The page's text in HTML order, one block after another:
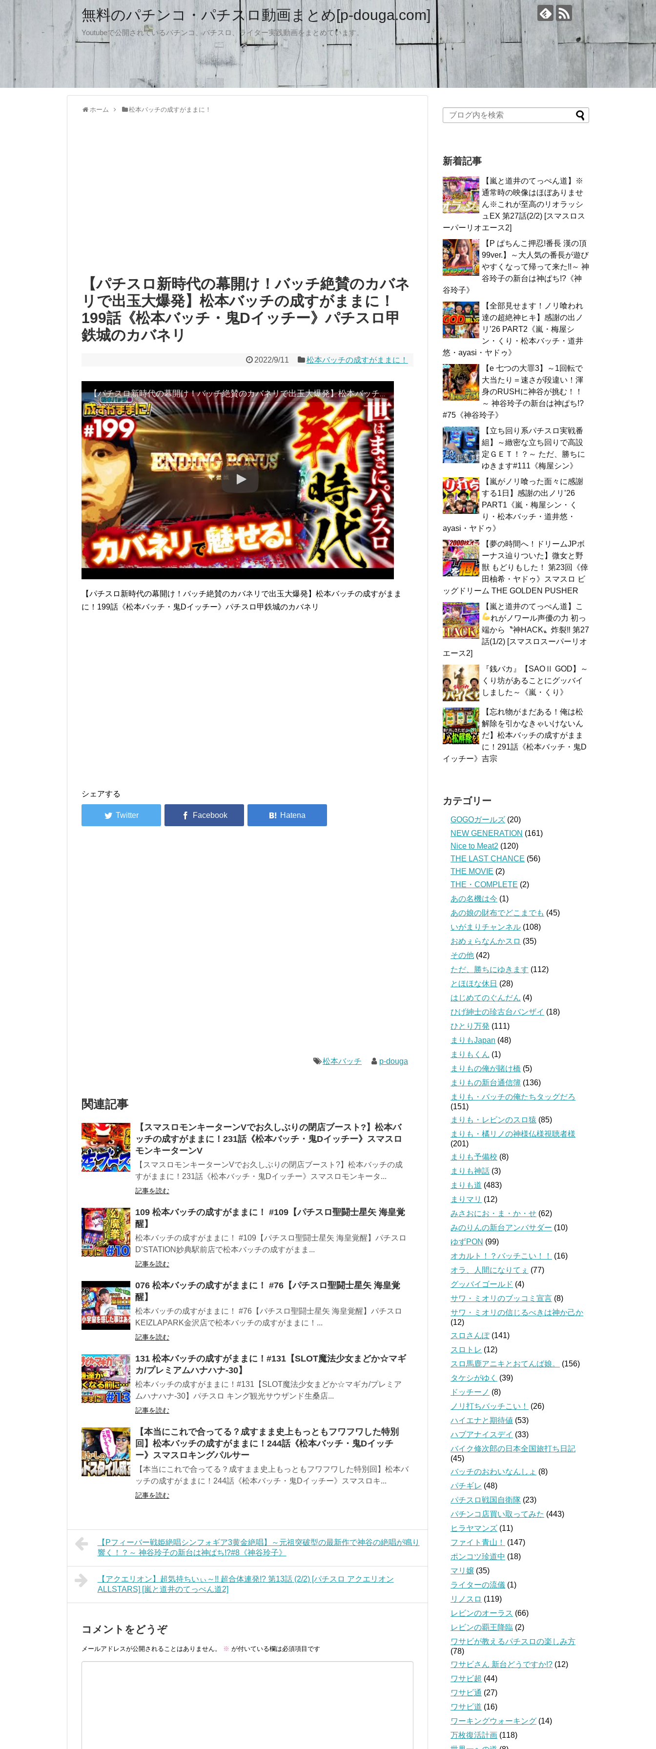
無料のパチンコ・パチスロ動画まとめ[p-douga.com]
Youtubeで公開されているパチンコ、パチスロ、ライター実践動画をまとめています。
ホーム 松本バッチの成すがままに！
【パチスロ新時代の幕開け！バッチ絶賛のカバネ
リで出玉大爆発】松本バッチの成すがままに！
199話《松本バッチ・鬼Dイッチー》パチスロ甲
鉄城のカバネリ
2022/9/11 松本バッチの成すがままに！
【パチスロ新時代の幕開け！バッチ絶賛のカバネリで出玉大爆発】松本バッチの成すがままに！199話《松本バッチ・鬼Dイッチー》パチスロ甲鉄城のカバネリ［パチスロ・スロット］
【パチスロ新時代の幕開け！バッチ絶賛のカバネリで出玉大爆発】松本バッチの成すがまま
に！199話《松本バッチ・鬼Dイッチー》パチスロ甲鉄城のカバネリ
シェアする
松本バッチ p-douga
関連記事
【スマスロモンキーターンVでお久しぶりの閉店ブースト?】松本バ
ッチの成すがままに！231話《松本バッチ・鬼Dイッチー》スマスロ
モンキーターンV
【スマスロモンキーターンVでお久しぶりの閉店ブースト?】松本バッチの成
すがままに！231話《松本バッチ・鬼Dイッチー》スマスロモンキータ...
記事を読む
109 松本バッチの成すがままに！ #109【パチスロ聖闘士星矢 海皇覚
醒】
松本バッチの成すがままに！ #109【パチスロ聖闘士星矢 海皇覚醒】パチスロ
D’STATION妙典駅前店で松本バッチの成すがまま...
記事を読む
076 松本バッチの成すがままに！ #76【パチスロ聖闘士星矢 海皇覚
醒】
松本バッチの成すがままに！ #76【パチスロ聖闘士星矢 海皇覚醒】パチスロ
KEIZLAPARK金沢店で松本バッチの成すがままに！...
記事を読む
131 松本バッチの成すがままに！#131【SLOT魔法少女まどか☆マギ
カ/プレミアムハナハナ‐30】
松本バッチの成すがままに！#131【SLOT魔法少女まどか☆マギカ/プレミア
ムハナハナ‐30】パチスロ キング観光サウザンド生桑店...
記事を読む
【本当にこれで合ってる？成すまま史上もっともフワフワした特別
回】松本バッチの成すがままに！244話《松本バッチ・鬼Dイッチ
ー》スマスロキングパルサー
【本当にこれで合ってる？成すまま史上もっともフワフワした特別回】松本バ
ッチの成すがままに！244話《松本バッチ・鬼Dイッチー》スマスロキ...
記事を読む
【Pフィーバー戦姫絶唱シンフォギア3黄金絶唱】～元祖突破型の最新作で神谷の絶唱が鳴り
響く！？～ 神谷玲子の新台は神ぱち!?#8《神谷玲子》
【アクエリオン】超気持ちいぃ～!! 超合体連発!? 第13話 (2/2) [パチスロ アクエリオン
ALLSTARS] [嵐と道井のてっぺん道2]
コメントをどうぞ
メールアドレスが公開されることはありません。 ※ が付いている欄は必須項目です
新着記事
【嵐と道井のてっぺん道】※
通常時の映像はほぼありませ
ん※これが至高のリオラッシ
ュEX 第27話(2/2) [スマスロス
ーパーリオエース2]
【P ぱちんこ押忍!番長 漢の頂
99ver.】～大人気の番長が遊び
やすくなって帰って来た!!～ 神
谷玲子の新台は神ぱち!?《神
谷玲子》
【全部見せます！ノリ喰われ
達の超絶神ヒキ】感謝の出ノ
リ’26 PART2《嵐・梅屋シ
ン・くり・松本バッチ・道井
悠・ayasi・ヤドゥ》
【e 七つの大罪3】～1回転で
大当たり＝速さが段違い！渾
身のRUSHに神谷が挑む！！
～ 神谷玲子の新台は神ぱち!?
#75《神谷玲子》
【立ち回り系パチスロ実戦番
組】～緻密な立ち回りで高設
定ＧＥＴ！？～ ただ、勝ちに
ゆきます#111《梅屋シン》
【嵐がノリ喰った面々に感謝
する1日】感謝の出ノリ’26
PART1《嵐・梅屋シン・く
り・松本バッチ・道井悠・
ayasi・ヤドゥ》
【夢の時間へ！ドリームJPボ
ーナス辿りついた】微女と野
獣 もどりもした！ 第23回《倖
田柚希・ヤドゥ》スマスロ ビ
ッグドリーム THE GOLDEN PUSHER
【嵐と道井のてっぺん道】こ
れがノワール声優の力 初っ
端から〝神HACK〟炸裂‼ 第27
話(1/2) [スマスロスーパーリオ
エース2]
『銭バカ』【SAOⅡ GOD】～
くり坊があることにグッバイ
しました～《嵐・くり》
【忘れ物がまだある！俺は松
解除を引かなきゃいけないん
だ】松本バッチの成すがまま
に！291話《松本バッチ・鬼D
イッチー》吉宗
カテゴリー
GOGOガールズ (20)
NEW GENERATION (161)
Nice to Meat2 (120)
THE LAST CHANCE (56)
THE MOVIE (2)
THE・COMPLETE (2)
あの名機は今 (1)
あの娘の財布でどこまでも (45)
いがまりチャンネル (108)
おめぇらなんかスロ (35)
その他 (42)
ただ、勝ちにゆきます (112)
とほほな休日 (28)
はじめてのぐんだん (4)
ひげ紳士の珍古台バンザイ (18)
ひとり万発 (111)
まりもJapan (48)
まりもくん (1)
まりもの俺が賭け橋 (5)
まりもの新台通信簿 (136)
まりも・バッチの俺たちタッグだろ
(151)
まりも・レビンのスロ猿 (85)
まりも・橘リノの神様仏様視聴者様
(201)
まりも予備校 (8)
まりも神話 (3)
まりも道 (483)
まりマリ (12)
みさおにお・ま・か・せ (62)
みのりんの新台アンバサダー (10)
ゆずPON (99)
オカルト！？バッチこい！！
(16)
オラ、人間になりてぇ (77)
グッバイゴールド (4)
サワ・ミオリのブッコミ宣言 (8)
サワ・ミオリの信じるべきは神か己か
(12)
スロさんぽ(141)
スロトレ (12)
スロ馬鹿アニキとおてんば娘。
(156)
タケシがゆく
(39)
ドッチーノ (8)
ノリ打ちバッチこい！
(26)
ハイエナと期待値 (53)
ハブアナイスデイ (33)
バイク修次郎の日本全国旅打ち日記
(45)
バッチのおわいなんしょ (8)
パチギレ (48)
パチスロ戦国自衛隊 (23)
パチンコ店買い取ってみた (443)
ヒラヤマンズ (11)
ファイト青山！
(147)
ポンコツ珍道中 (18)
マリ嬢 (35)
ライターの流儀 (1)
リノスロ (119)
レビンのオーラス (66)
レビンの覇王降臨 (2)
ワサビが教えるパチスロの楽しみ方
(78)
ワサビさん 新台どうですか!? (12)
ワサビ超 (44)
ワサビ通 (27)
ワサビ道 (16)
ワーキングウォーキング (14)
万枚復活計画 (118)